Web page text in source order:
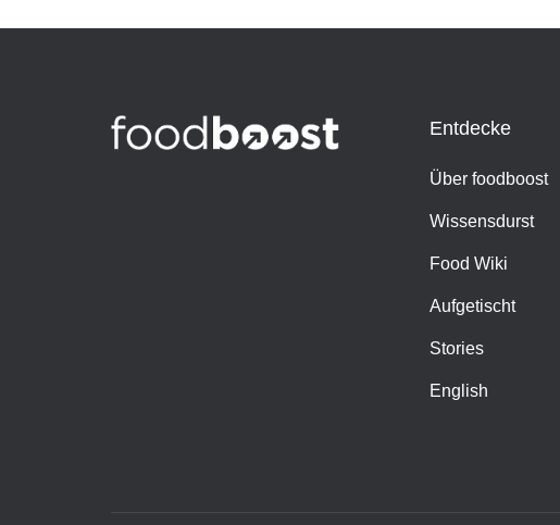
Entdecke
Über foodboost
Wissensdurst
Food Wiki
Aufgetischt
Stories
English